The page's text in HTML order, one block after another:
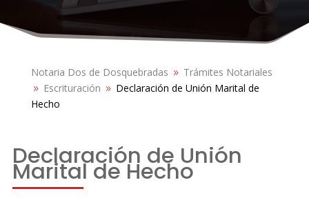
Notaria Dos de Dosquebradas 9 Trámites Notariales
9 Escrituración 9 Declaración de Unión Marital de
Hecho
Declaración de Unión
Marital de Hecho